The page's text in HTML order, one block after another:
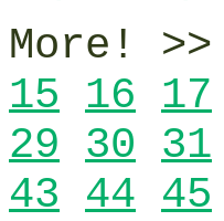
More! >>
15 16 17
29 30 31
43 44 45